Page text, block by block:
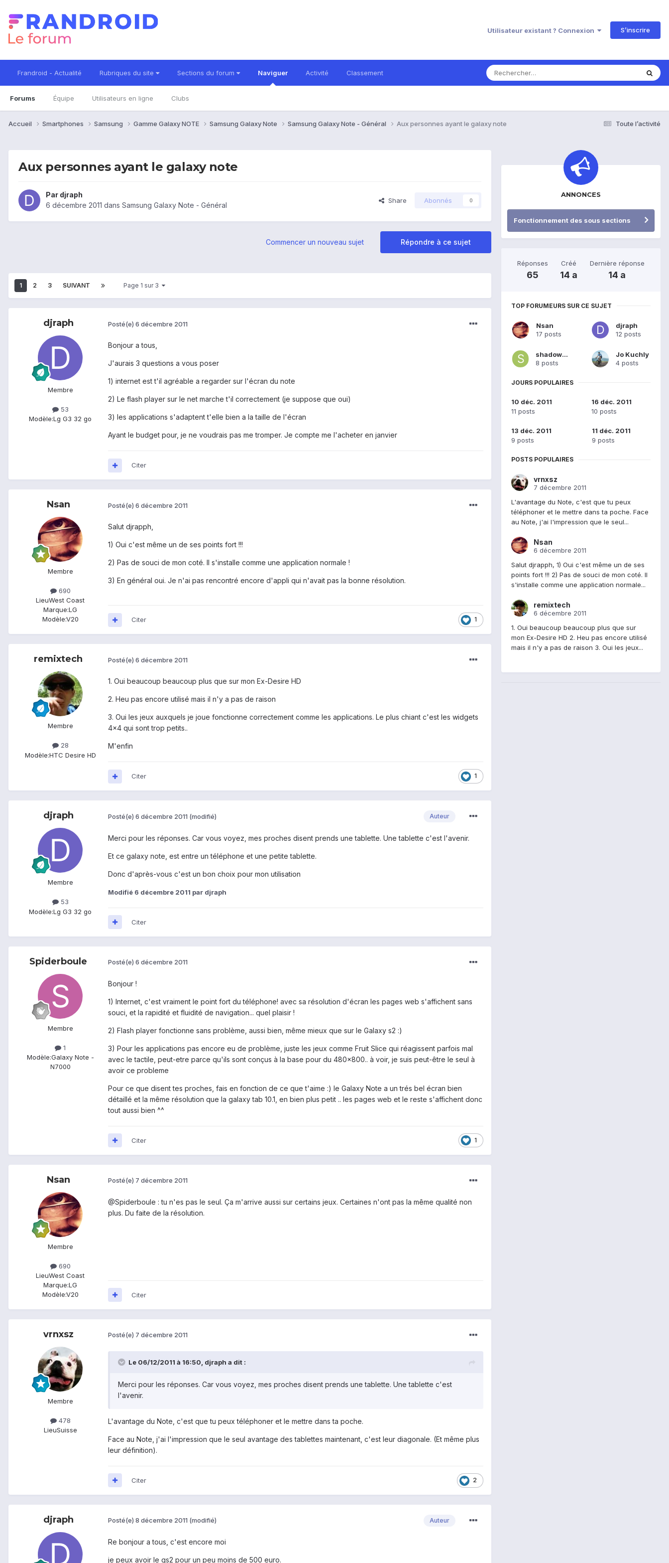
Utilisateur existant ? Connexion S’inscrire
Frandroid - Actualité Rubriques du site Sections du forum Naviguer
Forums Équipe Utilisateurs en ligne Clubs
Activité Classement
Toute l’activité
Accueil Smartphones Samsung Gamme Galaxy NOTE Samsung Galaxy Note Samsung Galaxy Note - Général Aux personnes ayant le galaxy note
Aux personnes ayant le galaxy note
Par djraph
6 décembre 2011 dans Samsung Galaxy Note - Général
Share Abonnés 0
Répondre à ce sujet
Commencer un nouveau sujet
1 2 3 SUIVANT Page 1 sur 3
djraph
Membre
53
Modèle:Lg G3 32 go
Posté(e) 6 décembre 2011
Bonjour a tous,
J'aurais 3 questions a vous poser
1) internet est t'il agréable a regarder sur l'écran du note
2) Le flash player sur le net marche t'il correctement (je suppose que oui)
3) les applications s'adaptent t'elle bien a la taille de l'écran
Ayant le budget pour, je ne voudrais pas me tromper. Je compte me l'acheter en janvier
Citer
Nsan
Membre
690
LieuWest Coast
Marque:LG
Modèle:V20
Posté(e) 6 décembre 2011
Salut djrapph,
1) Oui c'est même un de ses points fort !!!
2) Pas de souci de mon coté. Il s'installe comme une application normale !
3) En général oui. Je n'ai pas rencontré encore d'appli qui n'avait pas la bonne résolution.
1
Citer
remixtech
Membre
28
Modèle:HTC Desire HD
Posté(e) 6 décembre 2011
1. Oui beaucoup beaucoup plus que sur mon Ex-Desire HD
2. Heu pas encore utilisé mais il n'y a pas de raison
3. Oui les jeux auxquels je joue fonctionne correctement comme les applications. Le plus chiant c'est les widgets
4x4 qui sont trop petits..
M'enfin
1
Citer
djraph
Membre
53
Modèle:Lg G3 32 go
Auteur
Posté(e) 6 décembre 2011 (modifié)
Merci pour les réponses. Car vous voyez, mes proches disent prends une tablette. Une tablette c'est l'avenir.
Et ce galaxy note, est entre un téléphone et une petite tablette.
Donc d'après-vous c'est un bon choix pour mon utilisation
Modifié 6 décembre 2011 par djraph
Citer
Spiderboule
Membre
1
Modèle:Galaxy Note -
N7000
Posté(e) 6 décembre 2011
Bonjour !
1) Internet, c'est vraiment le point fort du téléphone! avec sa résolution d'écran les pages web s'affichent sans
souci, et la rapidité et fluidité de navigation... quel plaisir !
2) Flash player fonctionne sans problème, aussi bien, même mieux que sur le Galaxy s2 :)
3) Pour les applications pas encore eu de problème, juste les jeux comme Fruit Slice qui réagissent parfois mal
avec le tactile, peut-etre parce qu'ils sont conçus à la base pour du 480x800.. à voir, je suis peut-être le seul à
avoir ce probleme
Pour ce que disent tes proches, fais en fonction de ce que t'aime :) le Galaxy Note a un trés bel écran bien
détaillé et la même résolution que la galaxy tab 10.1, en bien plus petit .. les pages web et le reste s'affichent donc
tout aussi bien ^^
1
Citer
Nsan
Membre
690
LieuWest Coast
Marque:LG
Modèle:V20
Posté(e) 7 décembre 2011
@Spiderboule : tu n'es pas le seul. Ça m'arrive aussi sur certains jeux. Certaines n'ont pas la même qualité non
plus. Du faite de la résolution.
Citer
vrnxsz
Membre
478
LieuSuisse
Posté(e) 7 décembre 2011
Le 06/12/2011 à 16:50, djraph a dit :
Merci pour les réponses. Car vous voyez, mes proches disent prends une tablette. Une tablette c'est
l'avenir.
L'avantage du Note, c'est que tu peux téléphoner et le mettre dans ta poche.
Face au Note, j'ai l'impression que le seul avantage des tablettes maintenant, c'est leur diagonale. (Et même plus
leur définition).
2
Citer
djraph Auteur
Posté(e) 8 décembre 2011 (modifié)
Re bonjour a tous, c'est encore moi
je peux avoir le gs2 pour un peu moins de 500 euro.
ANNONCES
Fonctionnement des sous sections
Réponses
65
Créé
14 a
Dernière réponse
14 a
TOP FORUMEURS SUR CE SUJET
Nsan
17 posts
djraph
12 posts
shadow08
8 posts
Jo Kuchly
4 posts
JOURS POPULAIRES
10 déc. 2011
11 posts
16 déc. 2011
10 posts
13 déc. 2011
9 posts
11 déc. 2011
9 posts
POSTS POPULAIRES
vrnxsz
7 décembre 2011
L'avantage du Note, c'est que tu peux
téléphoner et le mettre dans ta poche. Face
au Note, j'ai l'impression que le seul...
Nsan
6 décembre 2011
Salut djrapph, 1) Oui c'est même un de ses
points fort !!! 2) Pas de souci de mon coté. Il
s'installe comme une application normale...
remixtech
6 décembre 2011
1. Oui beaucoup beaucoup plus que sur
mon Ex-Desire HD 2. Heu pas encore utilisé
mais il n'y a pas de raison 3. Oui les jeux...